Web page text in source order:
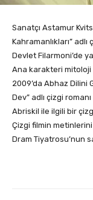
Sanatçı Astamur
Kahramanlıkları”
Devlet Filarmoni’de
Ana karakteri mitoloji
2009’da Abhaz Dilini
Dev” adlı çizgi
Abriskil ile ilgili bir
Çizgi filmin metinlerini
Dram Tiyatrosu’nun